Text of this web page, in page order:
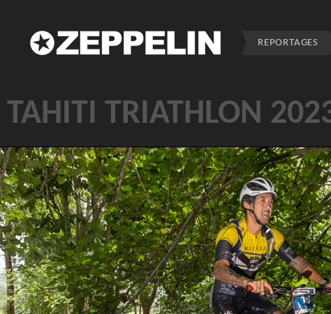
REPORTAGES
TAHITI TRIATHLON